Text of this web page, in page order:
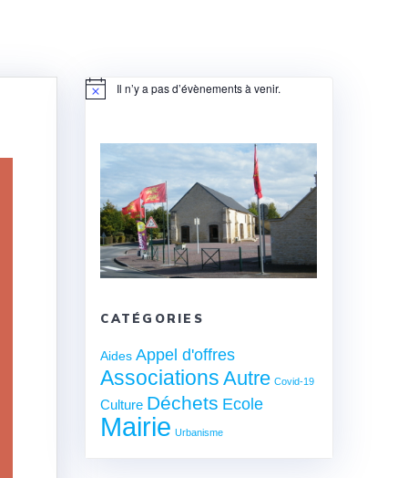
Notice Il n’y a pas d’évènements à venir.
CATÉGORIES
Aides Appel d'offres
Associations Autre Covid-19
Culture Déchets Ecole
Mairie Urbanisme